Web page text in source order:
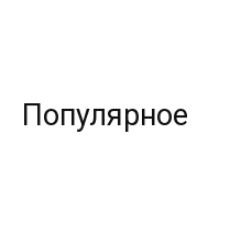
Популярное